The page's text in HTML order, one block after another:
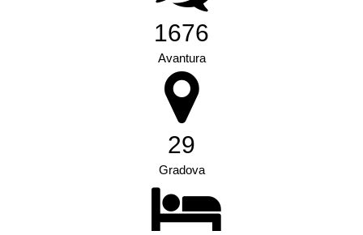
1724
Avantura
29
Gradova